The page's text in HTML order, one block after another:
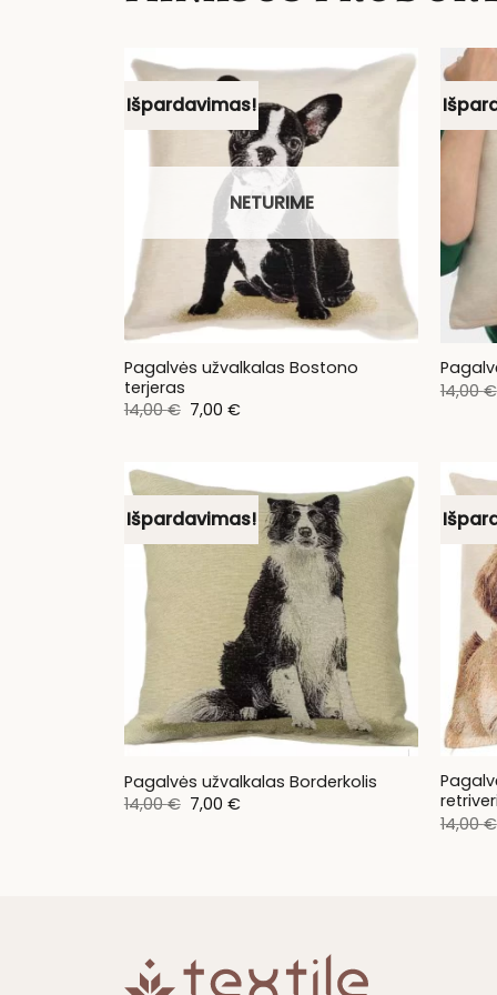
Išpardavimas!
NETURIME
Pagalvės užvalkalas Bostono
terjeras
14,00€ Original
price
7,00€Current
14,00€
Išpardavimas!
Pagalvės užvalkalas Borderkolis
14,00€ Original
price
7,00€Current
14,00€